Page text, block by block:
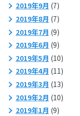
2019年9月 (7)
2019年8月 (7)
2019年7月 (9)
2019年6月 (9)
2019年5月 (10)
2019年4月 (11)
2019年3月 (13)
2019年2月 (10)
2019年1月 (9)